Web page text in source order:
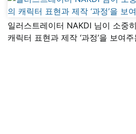
일러스트레이터 NAKDI 님이 소중
캐릭터 표현과 제작 ‘과정’을 보여